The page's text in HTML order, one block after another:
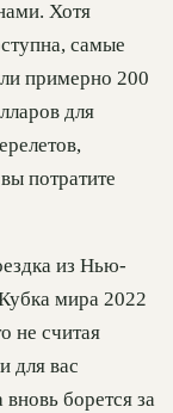
Хотя
самые
примерно 200
для
потратите
из Нью-
мира 2022
не считая
для вас
борется за